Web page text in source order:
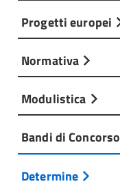
Progetti europei
Normativa
Modulistica
Bandi di Concorso
Determine